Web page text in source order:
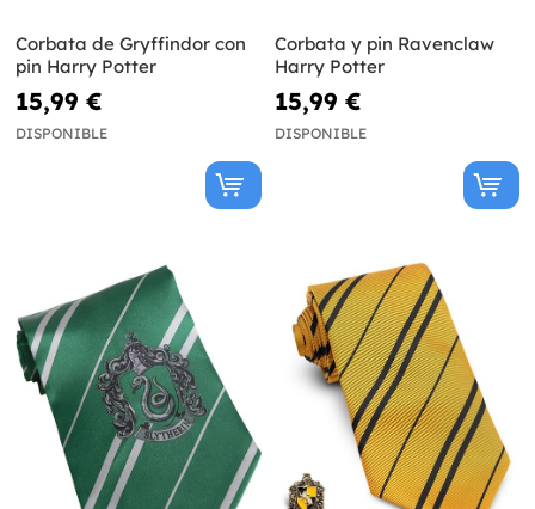
Corbata de Gryffindor con
pin Harry Potter
15,99 €
DISPONIBLE
Corbata y pin Ravenclaw
Harry Potter
15,99 €
DISPONIBLE